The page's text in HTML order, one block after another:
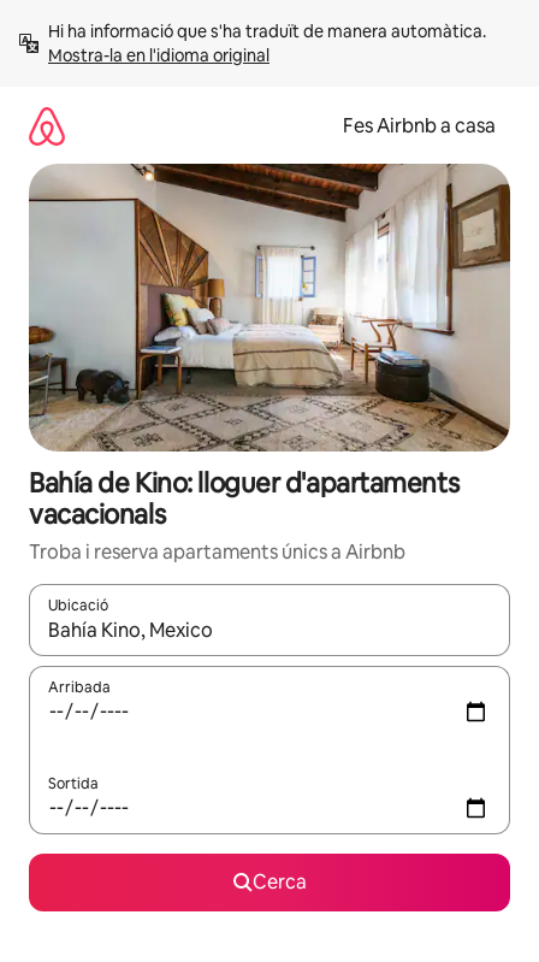
Mostra-la en l'idioma original
Fes Airbnb a casa
Bahía de Kino: lloguer d'apartaments
vacacionals
Troba i reserva apartaments únics a Airbnb
Ubicació
Quan els resultats estiguin disponibles, podràs navegar-hi a
Arribada
Sortida
Cerca